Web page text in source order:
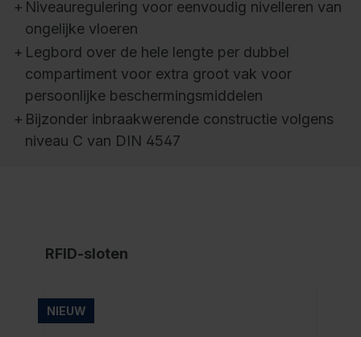
+ Niveauregulering voor eenvoudig nivelleren van
ongelijke vloeren
+ Legbord over de hele lengte per dubbel
compartiment voor extra groot vak voor
persoonlijke beschermingsmiddelen
+ Bijzonder inbraakwerende constructie volgens
niveau C van DIN 4547
RFID-sloten
NIEUW